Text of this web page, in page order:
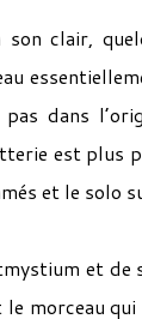
clair,
dans
est plus
et le solo
et de
le morceau